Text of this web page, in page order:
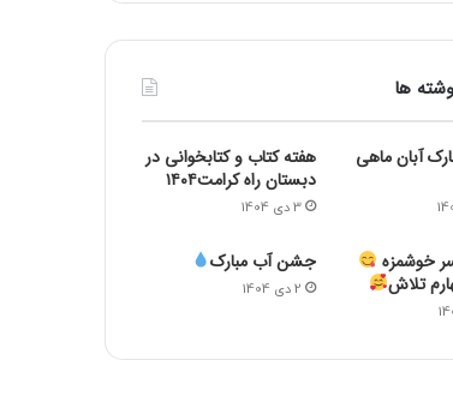
ها
آبان ماهی
هفته کتاب و کتابخوانی در
دبستان راه کرامت۱۴۰۴
3 دی 1404
خوشمزه
تلاش
جشن آب مبارک
2 دی 1404